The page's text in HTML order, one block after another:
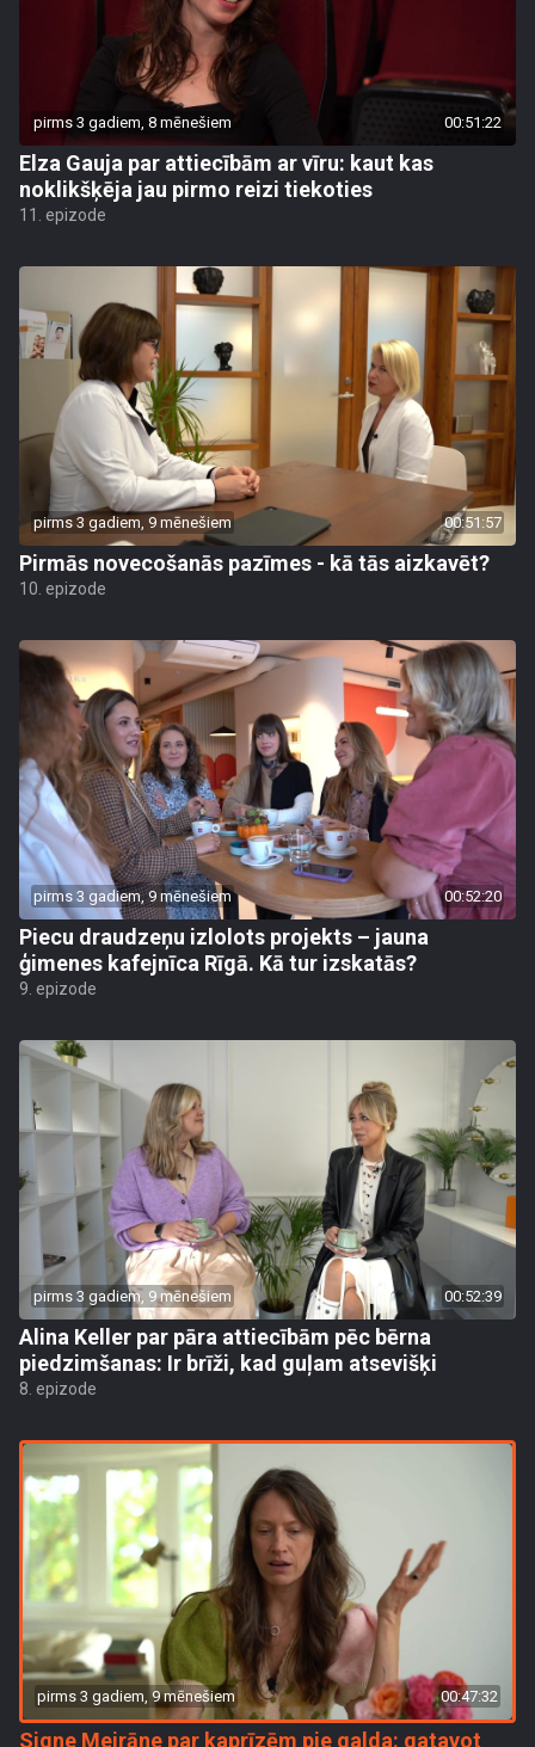
pirms 3 gadiem, 8 mēnešiem 00:51:22
Elza Gauja par attiecībām ar vīru: kaut kas
noklikšķēja jau pirmo reizi tiekoties
11. epizode
pirms 3 gadiem, 9 mēnešiem 00:51:57
Pirmās novecošanās pazīmes - kā tās aizkavēt?
10. epizode
pirms 3 gadiem, 9 mēnešiem 00:52:20
Piecu draudzeņu izlolots projekts – jauna
ģimenes kafejnīca Rīgā. Kā tur izskatās?
9. epizode
pirms 3 gadiem, 9 mēnešiem 00:52:39
Alina Keller par pāra attiecībām pēc bērna
piedzimšanas: Ir brīži, kad guļam atsevišķi
8. epizode
pirms 3 gadiem, 9 mēnešiem 00:47:32
Signe Meirāne par kaprīzēm pie galda: gatavot